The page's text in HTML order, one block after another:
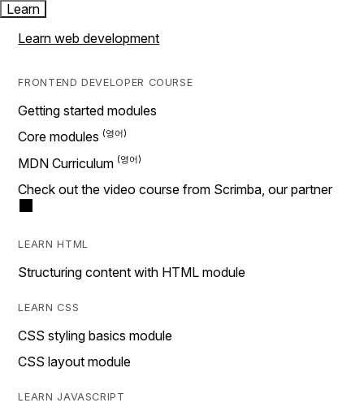
Learn
Learn web development
FRONTEND DEVELOPER COURSE
Getting started modules
Core modules
MDN Curriculum
Check out the video course from Scrimba, our partner
LEARN HTML
Structuring content with HTML module
LEARN CSS
CSS styling basics module
CSS layout module
LEARN JAVASCRIPT